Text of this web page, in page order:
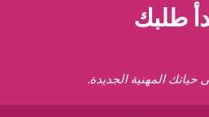
طلبك
حياتك المهنية الجديدة.